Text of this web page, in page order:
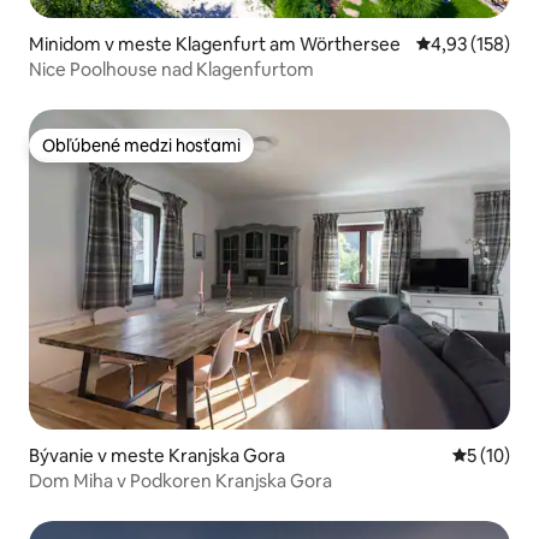
Minidom v meste Klagenfurt am Wörthersee Priemerné
4,93 (158)
Nice Poolhouse nad Klagenfurtom
Obľúbené medzi hosťami
Obľúbené medzi hosťami
Bývanie v meste Kranjska Gora
5 (10)
Dom Miha v Podkoren Kranjska Gora